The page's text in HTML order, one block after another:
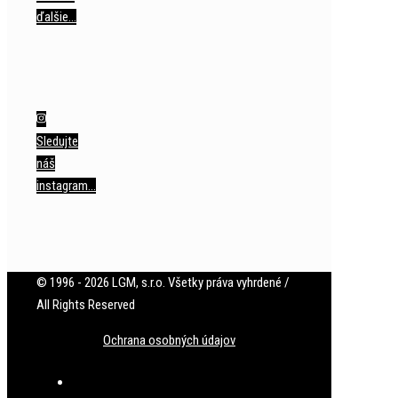
ďalšie…
Sledujte
náš
instagram…
© 1996 - 2026 LGM, s.r.o. Všetky práva vyhrdené /
All Rights Reserved
Ochrana osobných údajov